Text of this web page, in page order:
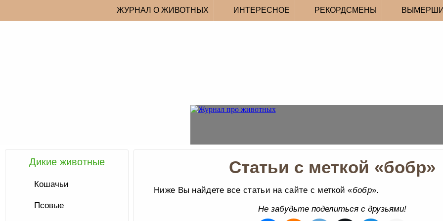
ЖУРНАЛ О ЖИВОТНЫХ ИНТЕРЕСНОЕ РЕКОРДСМЕНЫ
Статьи с меткой «бобр»
Ниже Вы найдете все статьи на сайте с меткой «бобр».
Не забудьте поделиться с друзьями!
Дикие животные
Кошачьи
Псовые